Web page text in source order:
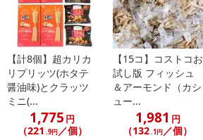
【計8個】超カリカ
リプリッツ(ホタテ
醤油味)とクラッツ
ミニ(...
1,775 円
（221 .9円／個）
【15コ】コストコお
試し版 フィッシュ
＆アーモンド（カシ
ュー...
1,981 円
（132.1円／個）